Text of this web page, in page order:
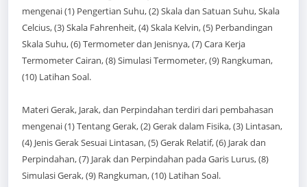
mengenai (1) Pengertian Suhu, (2) Skala dan Satuan Suhu, Skala
Celcius, (3) Skala Fahrenheit, (4) Skala Kelvin, (5) Perbandingan
Skala Suhu, (6) Termometer dan Jenisnya, (7) Cara Kerja
Termometer Cairan, (8) Simulasi Termometer, (9) Rangkuman,
(10) Latihan Soal.
Materi Gerak, Jarak, dan Perpindahan terdiri dari pembahasan
mengenai (1) Tentang Gerak, (2) Gerak dalam Fisika, (3) Lintasan,
(4) Jenis Gerak Sesuai Lintasan, (5) Gerak Relatif, (6) Jarak dan
Perpindahan, (7) Jarak dan Perpindahan pada Garis Lurus, (8)
Simulasi Gerak, (9) Rangkuman, (10) Latihan Soal.